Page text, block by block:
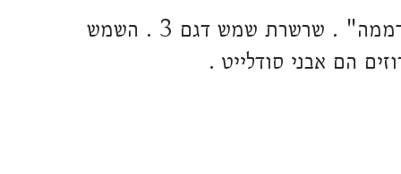
"השמש העולה מהדממה" . שרשרת שמש דגם 3 . השמש
הם אבני סודלייט .